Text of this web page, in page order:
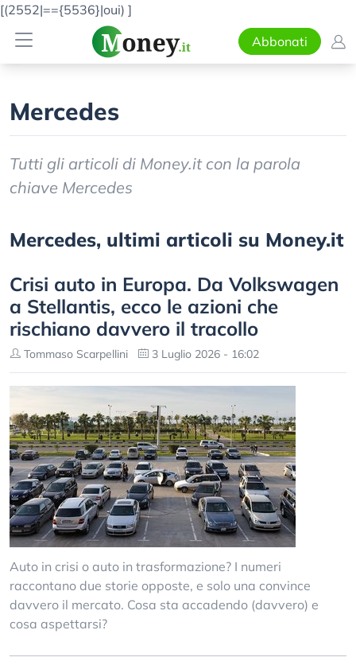
[(2552|=={5536}|oui) ]
Abbonati
Mercedes
Tutti gli articoli di Money.it con la parola
chiave Mercedes
Mercedes, ultimi articoli su Money.it
Crisi auto in Europa. Da Volkswagen
a Stellantis, ecco le azioni che
rischiano davvero il tracollo
Tommaso Scarpellini 3 Luglio 2026 - 16:02
Auto in crisi o auto in trasformazione? I numeri
raccontano due storie opposte, e solo una convince
davvero il mercato. Cosa sta accadendo (davvero) e
cosa aspettarsi?